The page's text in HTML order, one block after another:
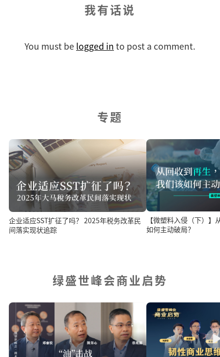
我有话说
You must be logged in to post a comment.
专题
企业适应SST扩征了吗？ 2025年税务改革民
间落实现状追踪
【微塑料入侵（下）
如何主动破局？
绿盛世峰会商业启势